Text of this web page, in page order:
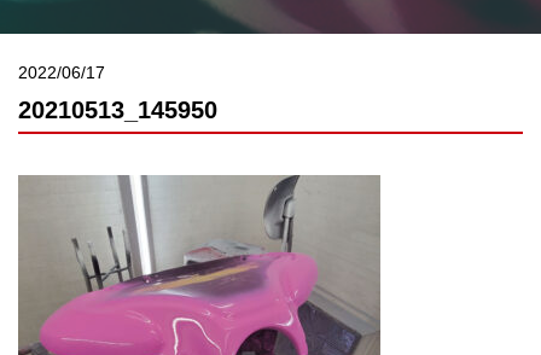
2022/06/17
20210513_145950